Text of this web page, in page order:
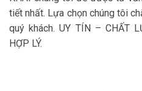
tiết nhất. Lựa chọn chúng tôi
quý khách. UY TÍN – CHẤT
HỢP LÝ.